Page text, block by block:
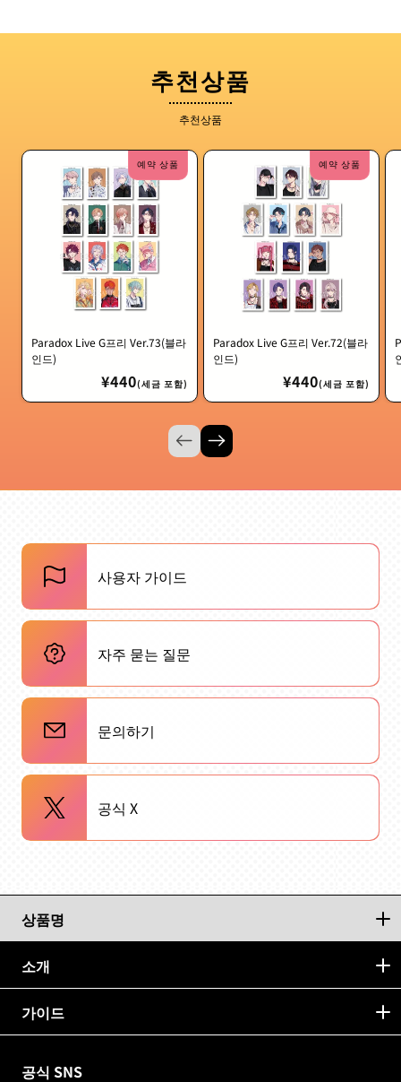
추천상품
추천상품
예약 상품
Paradox Live G프리 Ver.73(블라
인드)
정
가
¥440(세금 포함)
예약 상품
Paradox Live G프리 Ver.72(블라
인드)
정
가
¥440(세금 포함)
사용자 가이드
자주 묻는 질문
문의하기
공식 X
상품명
소개
가이드
공식 SNS